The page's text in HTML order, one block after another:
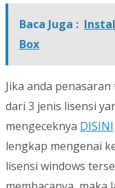
Baca Juga :
Box
Jika anda
dari 3 jenis lisensi
mengeceknya DISINI
lengkap mengenai
lisensi windows